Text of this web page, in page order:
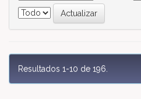
Resultados 1-10 de 196.